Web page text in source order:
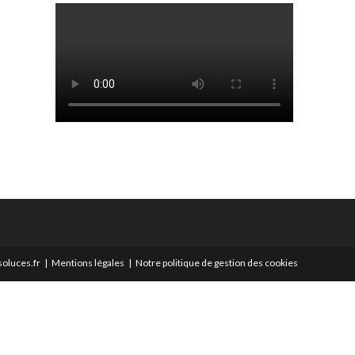
Mentions légales Notre politique de gestion des cookies